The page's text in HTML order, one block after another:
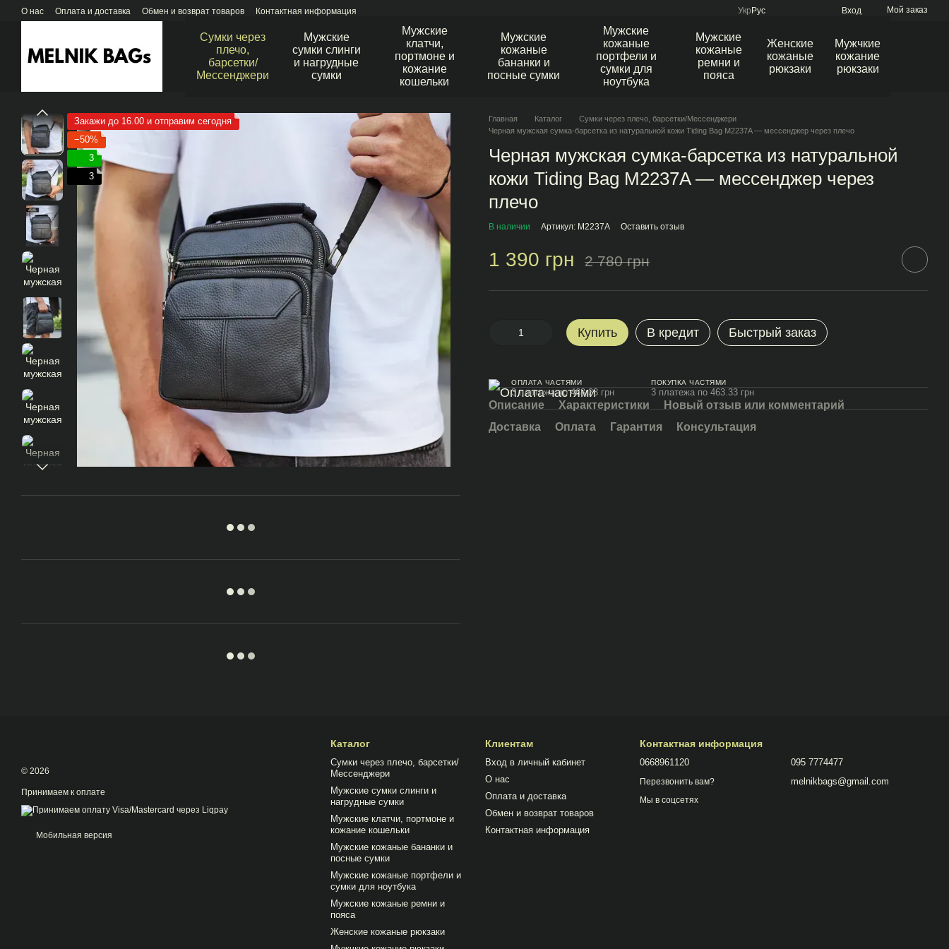
Перейти к основному контенту
О нас Оплата и доставка Обмен и возврат товаров Контактная информация Укр Рус Вход Мой заказ
Сумки через
плечо,
барсетки/
Мессенджери
Мужские
сумки слинги
и нагрудные
сумки
Мужские
клатчи,
портмоне и
кожание
кошельки
Мужские
кожаные
бананки и
посные сумки
Мужские
кожаные
портфели и
сумки для
ноутбука
Мужские
кожаные
ремни и
пояса
Женские
кожаные
рюкзаки
Мужчкие
кожание
рюкзаки
Закажи до 16.00 и отправим сегодня
−50%
3
3
Главная Каталог
Сумки через плечо, барсетки/Мессенджери
Черная мужская сумка-барсетка из натуральной кожи Tiding Bag M2237A — мессенджер через плечо
Черная мужская сумка-барсетка из натуральной
кожи Tiding Bag M2237A — мессенджер через
плечо
В наличии Артикул: M2237A Оставить отзыв
1 390 грн 2 780 грн
Купить В кредит Быстрый заказ
ОПЛАТА ЧАСТЯМИ
3 платежа по 463.33 грн
ПОКУПКА ЧАСТЯМИ
3 платежа по 463.33 грн
Описание Характеристики
Новый отзыв или комментарий
Доставка
Оплата Гарантия Консультация
© 2026
Принимаем к оплате
Мобильная версия
Каталог
Сумки через плечо, барсетки/
Мессенджери
Мужские сумки слинги и
нагрудные сумки
Мужские клатчи, портмоне и
кожание кошельки
Мужские кожаные бананки и
посные сумки
Мужские кожаные портфели и
сумки для ноутбука
Мужские кожаные ремни и
пояса
Женские кожаные рюкзаки
Клиентам
Вход в личный кабинет
О нас
Оплата и доставка
Обмен и возврат товаров
Контактная информация
Контактная информация
0668961120
Перезвонить вам?
095 7774477
melnikbags@gmail.com
Мы в соцсетях